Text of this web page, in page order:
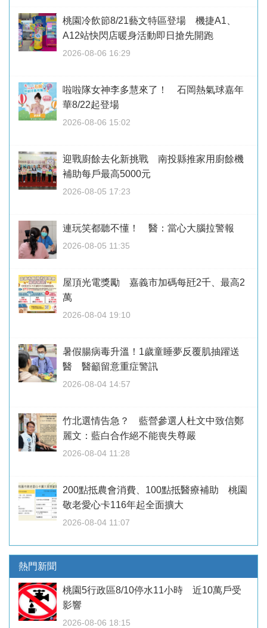
桃園冷飲節8/21藝文特區登場 機捷A1、
A12站快閃店暖身活動即日搶先開跑
2026-08-06 16:29
啦啦隊女神李多慧來了！ 石岡熱氣球嘉年
華8/22起登場
2026-08-06 15:02
迎戰廚餘去化新挑戰 南投縣推家用廚餘機
補助每戶最高5000元
2026-08-05 17:23
連玩笑都聽不懂！ 醫：當心大腦拉警報
2026-08-05 11:35
屋頂光電獎勵 嘉義市加碼每瓩2千、最高2
萬
2026-08-04 19:10
暑假腸病毒升溫！1歲童睡夢反覆肌抽躍送
醫 醫籲留意重症警訊
2026-08-04 14:57
竹北選情告急？ 藍營參選人杜文中致信鄭
麗文：藍白合作絕不能喪失尊嚴
2026-08-04 11:28
200點抵農會消費、100點抵醫療補助 桃園
敬老愛心卡116年起全面擴大
2026-08-04 11:07
熱門新聞
桃園5行政區8/10停水11小時 近10萬戶受
影響
2026-08-06 18:15